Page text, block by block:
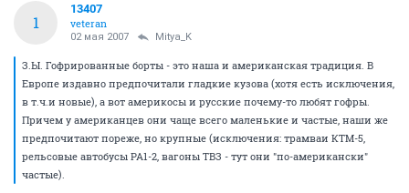
1
13407
veteran
02 мая 2007 Mitya_K
З.Ы. Гофрированные борты - это наша и американская традиция. В
Европе издавно предпочитали гладкие кузова (хотя есть исключения,
в т.ч.и новые), а вот америкосы и русские почему-то любят гофры.
Причем у американцев они чаще всего маленькие и частые, наши же
предпочитают пореже, но крупные (исключения: трамваи КТМ-5,
рельсовые автобусы РА1-2, вагоны ТВЗ - тут они "по-американски"
частые).